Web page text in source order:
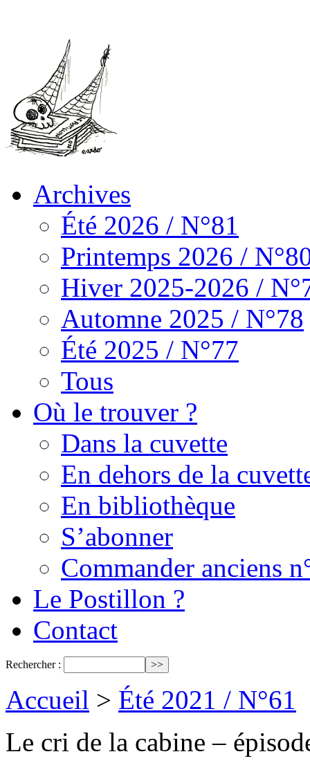
Archives
Été 2026 / N°81
Printemps 2026 /
Hiver 2025-2026 /
Automne 2025 / N°78
Été 2025 / N°77
Tous
Où le trouver ?
Dans la cuvette
En dehors de la
En bibliothèque
S’abonner
Commander anciens
Le Postillon ?
Contact
Rechercher :
Accueil > Été 2021 / N°61
Le cri de la cabine –